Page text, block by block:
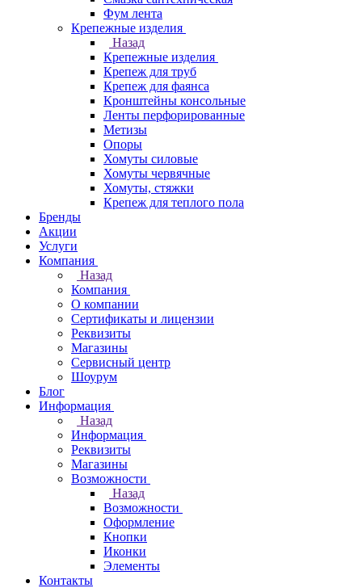
Фум лента
Крепежные изделия
Назад
Крепежные изделия
Крепеж для труб
Крепеж для фаянса
Кронштейны консольные
Ленты перфорированные
Метизы
Опоры
Хомуты силовые
Хомуты червячные
Хомуты, стяжки
Крепеж для теплого пола
Бренды
Акции
Услуги
Компания
Назад
Компания
О компании
Сертификаты и лицензии
Реквизиты
Магазины
Сервисный центр
Шоурум
Блог
Информация
Назад
Информация
Реквизиты
Магазины
Возможности
Назад
Возможности
Оформление
Кнопки
Иконки
Элементы
Контакты